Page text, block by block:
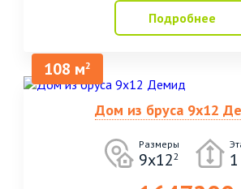
Подробнее
108 м2
Дом из бруса 9х12
Размеры
9х122 1